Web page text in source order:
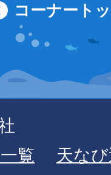
コーナート
覧
天な